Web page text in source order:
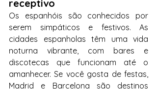
receptivo
Os espanhóis são conhecidos por
serem simpáticos e festivos. As
cidades espanholas têm uma vida
noturna vibrante, com bares e
discotecas que funcionam até o
amanhecer. Se você gosta de festas,
Madrid e Barcelona são destinos